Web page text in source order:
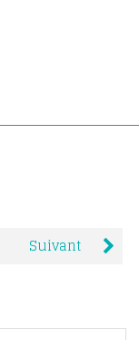
Suivant